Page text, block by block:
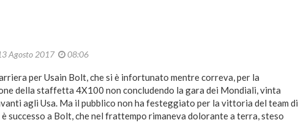
Agosto 2017 08:06
per Usain Bolt, che si è infortunato mentre correva, per la
della staffetta 4X100 non concludendo la gara dei Mondiali, vinta
agli Usa. Ma il pubblico non ha festeggiato per la vittoria del team di
successo a Bolt, che nel frattempo rimaneva dolorante a terra, steso